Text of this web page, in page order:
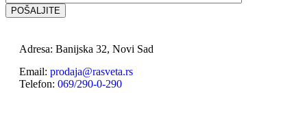
Adresa: Banijska 32, Novi Sad
Email: prodaja@rasveta.rs
Telefon: 069/290-0-290